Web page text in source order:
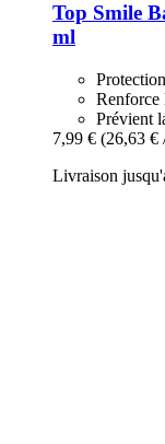
Top Smile
ml
Renforce
Prévient
7,99 € (26,63 €
Livraison